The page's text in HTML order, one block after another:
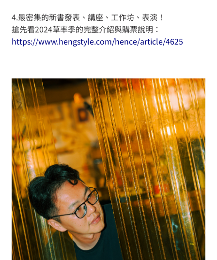
4.最密集的新書發表、講座、工作坊、表演！
搶先看2024草率季的完整介紹與購票說明：
https://www.hengstyle.com/hence/article/4625